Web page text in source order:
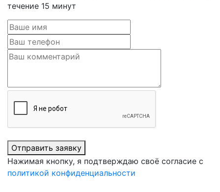
течение 15 минут
Отправить заявку
Нажимая кнопку, я подтверждаю своё согласие с
политикой конфиденциальности